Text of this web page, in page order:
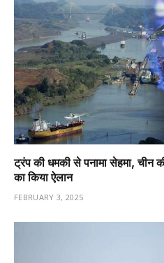
ट्रंप की धमकी से पनामा सेहमा, चीन
का किया ऐलान
FEBRUARY 3, 2025